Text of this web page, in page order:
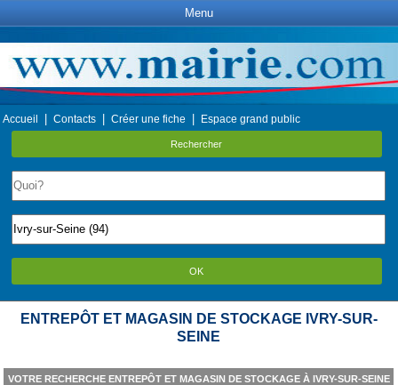
Menu
Accueil Contacts Créer une fiche Espace grand public
Rechercher
OK
ENTREPÔT ET MAGASIN DE STOCKAGE IVRY-SUR-
SEINE
VOTRE RECHERCHE ENTREPÔT ET MAGASIN DE STOCKAGE À IVRY-SUR-SEINE